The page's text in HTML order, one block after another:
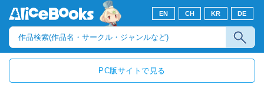
EN CH KR DE
PC版サイトで見る